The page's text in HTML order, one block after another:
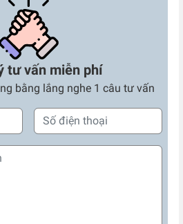
tư vấn miễn phí
bằng lắng nghe 1 câu tư vấn